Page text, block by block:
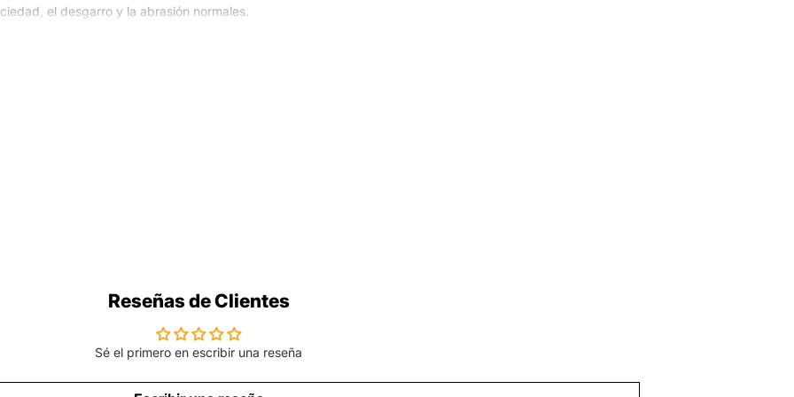
el desgarro y la abrasión normales.
Reseñas de Clientes
Sé el primero en escribir una reseña